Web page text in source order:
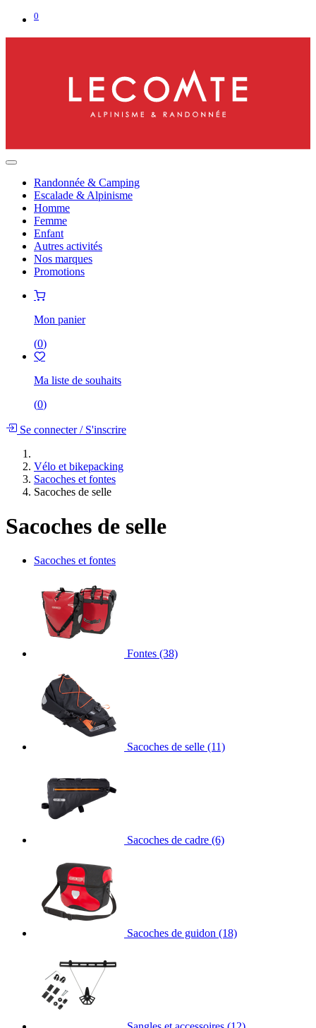
0
Randonnée & Camping
Escalade & Alpinisme
Homme
Femme
Enfant
Autres activités
Nos marques
Promotions
Mon panier
(0)
Ma liste de souhaits
(0)
Se connecter/S'inscrire
Vélo et bikepacking
Sacoches et fontes
Sacoches de selle
Sacoches de selle
Sacoches et fontes
Fontes (38)
Sacoches de selle (11)
Sacoches de cadre (6)
Sacoches de guidon (18)